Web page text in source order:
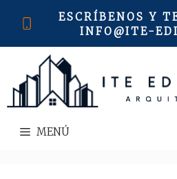
ESCRÍBENOS Y
INFO@ITE-
MENÚ